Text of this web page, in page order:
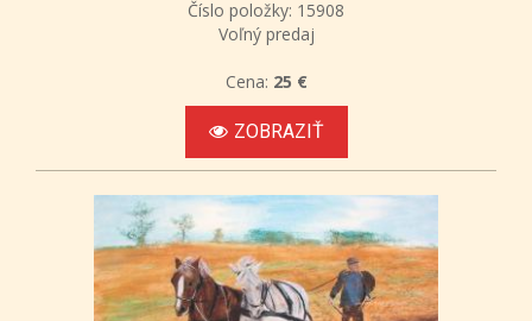
Číslo položky: 15908
Voľný predaj
Cena: 25 €
ZOBRAZIŤ